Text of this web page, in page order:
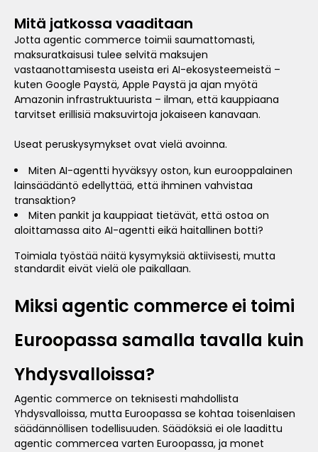
Mitä jatkossa vaaditaan
Jotta agentic commerce toimii saumattomasti,
maksuratkaisusi tulee selvitä maksujen
vastaanottamisesta useista eri AI-ekosysteemeistä –
kuten Google Paystä, Apple Paystä ja ajan myötä
Amazonin infrastruktuurista – ilman, että kauppiaana
tarvitset erillisiä maksuvirtoja jokaiseen kanavaan.
Useat peruskysymykset ovat vielä avoinna.
Miten AI-agentti hyväksyy oston, kun eurooppalainen
lainsäädäntö edellyttää, että ihminen vahvistaa
transaktion?
Miten pankit ja kauppiaat tietävät, että ostoa on
aloittamassa aito AI-agentti eikä haitallinen botti?
Toimiala työstää näitä kysymyksiä aktiivisesti, mutta
standardit eivät vielä ole paikallaan.
Miksi agentic commerce ei toimi
Euroopassa samalla tavalla kuin
Yhdysvalloissa?
Agentic commerce on teknisesti mahdollista
Yhdysvalloissa, mutta Euroopassa se kohtaa toisenlaisen
säädännöllisen todellisuuden. Säädöksiä ei ole laadittu
agentic commercea varten Euroopassa, ja monet